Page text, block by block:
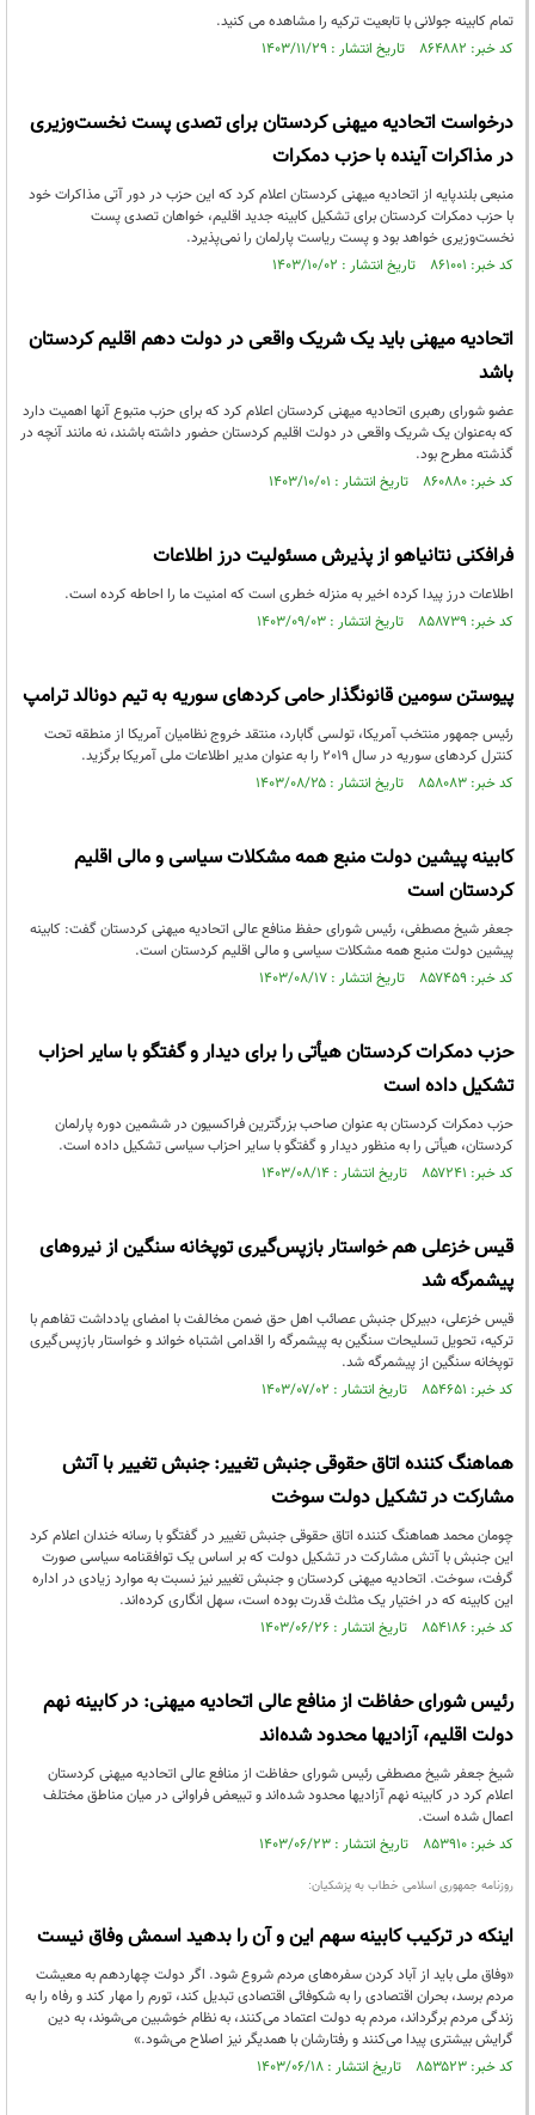
تمام کابینه جولانی با تابعیت ترکیه را مشاهده می کنید.
کد خبر: ۸۶۴۸۸۲ تاریخ انتشار : ۱۴۰۳/۱۱/۲۹
درخواست اتحادیه میهنی کردستان برای تصدی پست نخست‌وزیری
در مذاکرات آینده با حزب دمکرات
منبعی بلندپایه از اتحادیه میهنی کردستان اعلام کرد که این حزب در دور آتی مذاکرات خود
با حزب دمکرات کردستان برای تشکیل کابینه جدید اقلیم، خواهان تصدی پست
نخست‌وزیری خواهد بود و پست ریاست پارلمان را نمی‌پذیرد.
کد خبر: ۸۶۱۰۰۱ تاریخ انتشار : ۱۴۰۳/۱۰/۰۲
اتحادیه میهنی باید یک شریک واقعی در دولت دهم اقلیم کردستان
باشد
عضو شورای رهبری اتحادیه میهنی کردستان اعلام کرد که برای حزب‌ متبوع آنها اهمیت دارد
که به‌عنوان یک شریک واقعی در دولت اقلیم کردستان حضور داشته باشند، نه مانند آنچه در
گذشته مطرح بود.
کد خبر: ۸۶۰۸۸۰ تاریخ انتشار : ۱۴۰۳/۱۰/۰۱
فرافکنی نتانیاهو از پذیرش مسئولیت درز اطلاعات
اطلاعات درز پیدا کرده اخیر به منزله خطری است که امنیت ما را احاطه کرده است.
کد خبر: ۸۵۸۷۳۹ تاریخ انتشار : ۱۴۰۳/۰۹/۰۳
پیوستن سومین قانونگذار حامی کردهای سوریه به تیم دونالد ترامپ
رئیس جمهور منتخب آمریکا، تولسی گابارد، منتقد خروج نظامیان آمریکا از منطقه تحت
کنترل کردهای سوریه در سال 2019 را به عنوان مدیر اطلاعات ملی آمریکا برگزید.
کد خبر: ۸۵۸۰۸۳ تاریخ انتشار : ۱۴۰۳/۰۸/۲۵
کابینه پیشین دولت منبع همه مشکلات سیاسی و مالی اقلیم
کردستان است
جعفر شیخ مصطفی، رئیس شورای حفظ منافع عالی اتحادیه میهنی کردستان گفت: کابینه
پیشین دولت منبع همه مشکلات سیاسی و مالی اقلیم کردستان است.
کد خبر: ۸۵۷۴۵۹ تاریخ انتشار : ۱۴۰۳/۰۸/۱۷
حزب دمکرات کردستان هیأتی را برای دیدار و گفتگو با سایر احزاب
تشکیل داده است
حزب دمکرات کردستان به عنوان صاحب بزرگترین فراکسیون در ششمین دوره پارلمان
کردستان، هیأتی را به منظور دیدار و گفتگو با سایر احزاب سیاسی تشکیل داده است.
کد خبر: ۸۵۷۲۴۱ تاریخ انتشار : ۱۴۰۳/۰۸/۱۴
قیس خزعلی هم خواستار بازپس‌گیری توپخانه سنگین از نیروهای
پیشمرگه شد
قیس خزعلی، دبیرکل جنبش عصائب اهل حق ضمن مخالفت با امضای یادداشت تفاهم با
ترکیه، تحویل تسلیحات سنگین به پیشمرگه را اقدامی اشتباه خواند و خواستار بازپس‌گیری
توپخانه سنگین از پیشمرگه شد.
کد خبر: ۸۵۴۶۵۱ تاریخ انتشار : ۱۴۰۳/۰۷/۰۲
هماهنگ کننده اتاق حقوقی جنبش تغییر: جنبش تغییر با آتش
مشارکت در تشکیل دولت سوخت
چومان محمد هماهنگ کننده اتاق حقوقی جنبش تغییر در گفتگو با رسانه خندان اعلام کرد
این جنبش با آتش مشارکت در تشکیل دولت که بر اساس یک توافقنامه سیاسی صورت
گرفت، سوخت. اتحادیه میهنی کردستان و جنبش تغییر نیز نسبت به موارد زیادی در اداره
این کابینه که در اختیار یک مثلث قدرت بوده است، سهل انگاری کرده‌اند.
کد خبر: ۸۵۴۱۸۶ تاریخ انتشار : ۱۴۰۳/۰۶/۲۶
رئیس شورای حفاظت از منافع عالی اتحادیه میهنی: در کابینه نهم
دولت اقلیم، آزادیها محدود شده‌اند
شیخ جعفر شیخ مصطفی رئیس شورای حفاظت از منافع عالی اتحادیه میهنی کردستان
اعلام کرد در کابینه نهم آزادیها محدود شده‌اند و تبیعض فراوانی در میان مناطق مختلف
اعمال شده است.
کد خبر: ۸۵۳۹۱۰ تاریخ انتشار : ۱۴۰۳/۰۶/۲۳
روزنامه جمهوری اسلامی خطاب به پزشکیان:
اینکه در ترکیب کابینه سهم این و آن را بدهید اسمش وفاق نیست
«وفاق ملی باید از آباد کردن سفره‌های مردم شروع شود. اگر دولت چهاردهم به معیشت
مردم برسد، بحران اقتصادی را به شکوفائی اقتصادی تبدیل کند، تورم را مهار کند و رفاه را به
زندگی مردم برگرداند، مردم به دولت اعتماد می‌کنند، به نظام خوشبین می‌شوند، به دین
گرایش بیشتری پیدا می‌کنند و رفتارشان با همدیگر نیز اصلاح می‌شود.»
کد خبر: ۸۵۳۵۲۳ تاریخ انتشار : ۱۴۰۳/۰۶/۱۸